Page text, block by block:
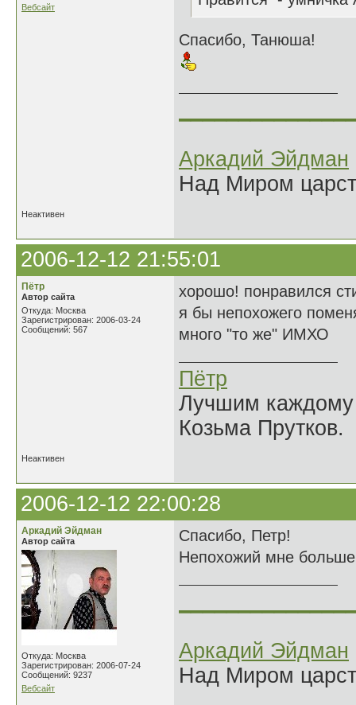
Вебсайт
Спасибо, Танюша!
Аркадий Эйдман
Над Миром
Неактивен
2006-12-12 21:55:01
Пётр
Автор сайта
Откуда: Москва
Зарегистрирован: 2006-03-24
Сообщений: 567
хорошо! понравился
я бы непохожего
много "то же" ИМХО
Пётр
Лучшим каждому
Козьма Прутков.
Неактивен
2006-12-12 22:00:28
Аркадий Эйдман
Автор сайта
Откуда: Москва
Зарегистрирован: 2006-07-24
Сообщений: 9237
Вебсайт
Спасибо, Петр!
Непохожий мне
Аркадий Эйдман
Над Миром